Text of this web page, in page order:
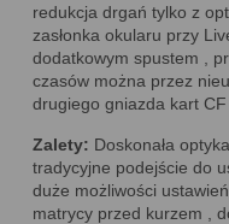
redukcja drgań tylko z
zasłonka okularu przy
dodatkowym spustem ,
czasów można przez
drugiego gniazda kart
Zalety: Doskonała
tradycyjne podejście do
duże możliwości
matrycy przed kurzem ,